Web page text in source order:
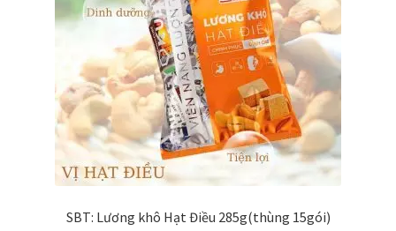
SBT: Lương khô Hạt Điều 285g(thùng 15gói)